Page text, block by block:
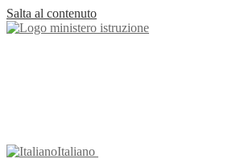
Salta al contenuto
Italiano